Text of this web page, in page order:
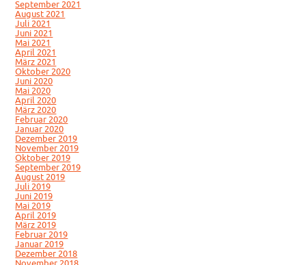
September 2021
August 2021
Juli 2021
Juni 2021
Mai 2021
April 2021
März 2021
Oktober 2020
Juni 2020
Mai 2020
April 2020
März 2020
Februar 2020
Januar 2020
Dezember 2019
November 2019
Oktober 2019
September 2019
August 2019
Juli 2019
Juni 2019
Mai 2019
April 2019
März 2019
Februar 2019
Januar 2019
Dezember 2018